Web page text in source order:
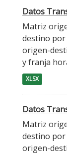
Datos
Matriz
destino por
origen-
y franja
XLSX
Datos
Matriz
destino por
origen-